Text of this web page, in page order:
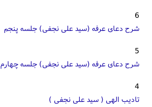
6
شرح دعای عرفه (سید علی نجفی) جلسه پنجم
5
شرح دعای عرفه (سید علی نجفی) جلسه چهارم
4
تادیب الهی ( سید علی نجفی )